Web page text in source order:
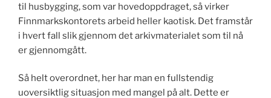
til husbygging, som var hovedoppdraget, så virker
Finnmarkskontorets arbeid heller kaotisk. Det framstår
i hvert fall slik gjennom det arkivmaterialet som til nå
er gjennomgått.
Så helt overordnet, her har man en fullstendig
uoversiktlig situasjon med mangel på alt. Dette er